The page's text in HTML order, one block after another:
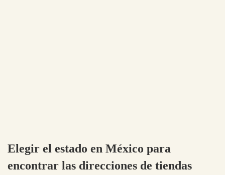
Elegir el estado en México para
encontrar las direcciones de tiendas